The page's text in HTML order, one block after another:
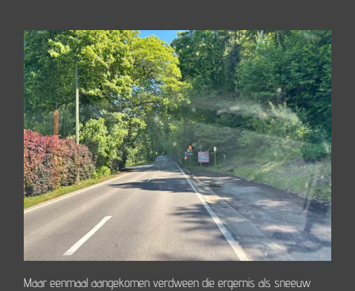
Maar eenmaal aangekomen verdween die ergernis als sneeuw